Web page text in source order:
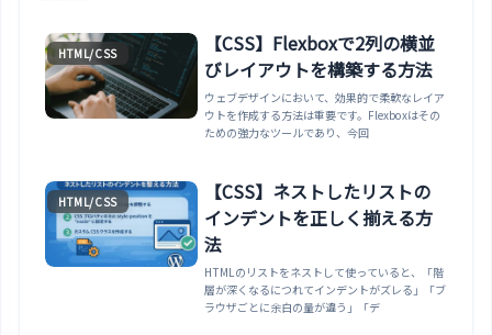
HTML/CSS
【CSS】Flexboxで2列の横並
びレイアウトを構築する方法
ウェブデザインにおいて、効果的で柔軟なレイア
ウトを作成する方法は重要です。Flexboxはその
ための強力なツールであり、今回
HTML/CSS
【CSS】ネストしたリストの
インデントを正しく揃える方
法
HTMLのリストをネストして使っていると、「階
層が深くなるにつれてインデントがズレる」「ブ
ラウザごとに余白の量が違う」「デ